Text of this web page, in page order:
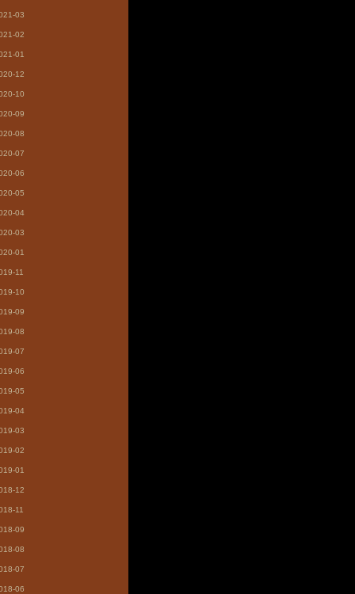
03
02
01
12
10
09
08
07
06
05
04
03
01
11
10
09
08
07
06
05
04
03
02
01
12
11
09
08
07
06